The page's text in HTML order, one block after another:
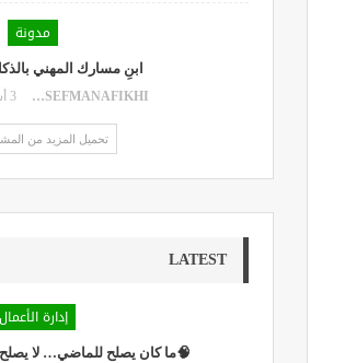
مدونة
ابنِ مسارك المهني
DR.YOUSEFMANAFIKHI 3 أشهر منذ
تحميل المزيد من
LATEST
إدارة الأعمال
🧠ما كان يصلح للماضي… لا يصلح